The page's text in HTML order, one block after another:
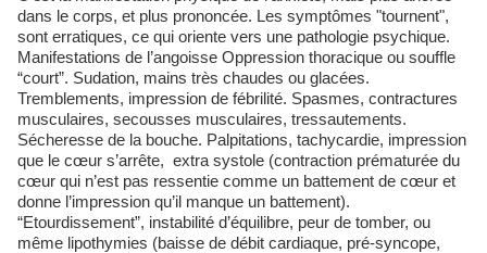
dans le corps, et plus prononcée. Les symptômes "tournent",
sont erratiques, ce qui oriente vers une pathologie psychique.
Manifestations de l’angoisse Oppression thoracique ou souffle
“court”. Sudation, mains très chaudes ou glacées.
Tremblements, impression de fébrilité. Spasmes, contractures
musculaires, secousses musculaires, tressautements.
Sécheresse de la bouche. Palpitations, tachycardie, impression
que le cœur s’arrête, extra systole (contraction prématurée du
cœur qui n’est pas ressentie comme un battement de cœur et
donne l’impression qu’il manque un battement).
“Etourdissement”, instabilité d’équilibre, peur de tomber, ou
même lipothymies (baisse de débit cardiaque, pré-syncope,